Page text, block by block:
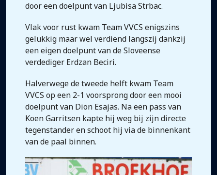
door een doelpunt van Ljubisa Strbac.
Vlak voor rust kwam Team VVCS enigszins
gelukkig maar wel verdiend langszij dankzij
een eigen doelpunt van de Sloveense
verdediger Erdzan Beciri.
Halverwege de tweede helft kwam Team
VVCS op een 2-1 voorsprong door een mooi
doelpunt van Dion Esajas. Na een pass van
Koen Garritsen kapte hij weg bij zijn directe
tegenstander en schoot hij via de binnenkant
van de paal binnen.